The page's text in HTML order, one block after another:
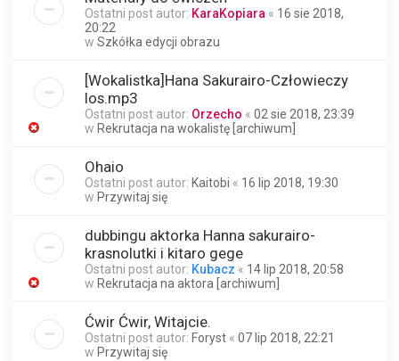
Ostatni post autor: KaraKopiara « 16 sie 2018,
20:22
w Szkółka edycji obrazu
[Wokalistka]Hana Sakurairo-Człowieczy
los.mp3
Ostatni post autor: Orzecho « 02 sie 2018, 23:39
w Rekrutacja na wokalistę [archiwum]
Ohaio
Ostatni post autor: Kaitobi « 16 lip 2018, 19:30
w Przywitaj się
dubbingu aktorka Hanna sakurairo-
krasnolutki i kitaro gege
Ostatni post autor: Kubacz « 14 lip 2018, 20:58
w Rekrutacja na aktora [archiwum]
Ćwir Ćwir, Witajcie.
Ostatni post autor: Foryst « 07 lip 2018, 22:21
w Przywitaj się